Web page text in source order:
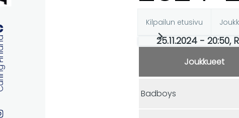
Ensisijaiset
välilehdet
Kilpailun etusivu
25.11.2024 -
Joukkueet
Badboys